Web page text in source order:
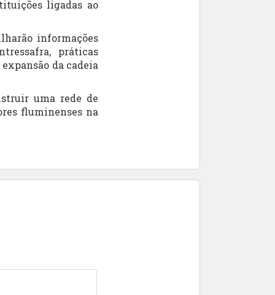
ligadas ao
informações
práticas
da cadeia
uma rede de
fluminenses na